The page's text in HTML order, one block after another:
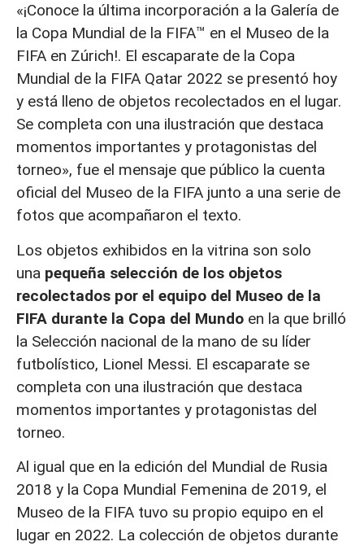
«¡Conoce la última incorporación a la Galería de
la Copa Mundial de la FIFA™ en el Museo de la
FIFA en Zúrich!. El escaparate de la Copa
Mundial de la FIFA Qatar 2022 se presentó hoy
y está lleno de objetos recolectados en el lugar.
Se completa con una ilustración que destaca
momentos importantes y protagonistas del
torneo», fue el mensaje que público la cuenta
oficial del Museo de la FIFA junto a una serie de
fotos que acompañaron el texto.
Los objetos exhibidos en la vitrina son solo
una pequeña selección de los objetos
recolectados por el equipo del Museo de la
FIFA durante la Copa del Mundo en la que brilló
la Selección nacional de la mano de su líder
futbolístico, Lionel Messi. El escaparate se
completa con una ilustración que destaca
momentos importantes y protagonistas del
torneo.
Al igual que en la edición del Mundial de Rusia
2018 y la Copa Mundial Femenina de 2019, el
Museo de la FIFA tuvo su propio equipo en el
lugar en 2022. La colección de objetos durante